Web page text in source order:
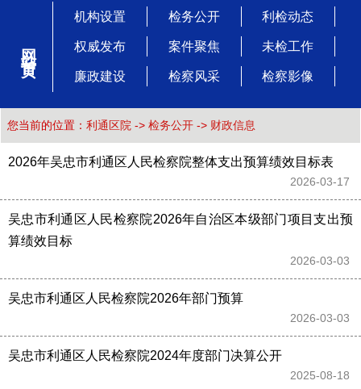
网站首页
机构设置 检务公开 利检动态
权威发布 案件聚焦 未检工作
廉政建设 检察风采 检察影像
您当前的位置： 利通区院 -> 检务公开-> 财政信息
2026年吴忠市利通区人民检察院整体支出预算绩效目标表
2026-03-17
吴忠市利通区人民检察院2026年自治区本级部门项目支出预
算绩效目标
2026-03-03
吴忠市利通区人民检察院2026年部门预算
2026-03-03
吴忠市利通区人民检察院2024年度部门决算公开
2025-08-18